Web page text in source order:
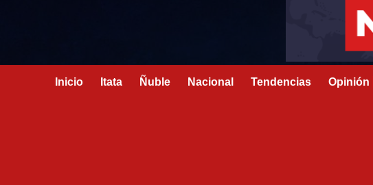
Inicio Itata Ñuble Nacional Tendencias Opinión